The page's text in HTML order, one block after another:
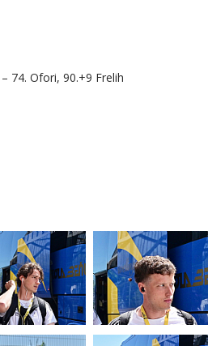
74. Ofori, 90.+9 Frelih